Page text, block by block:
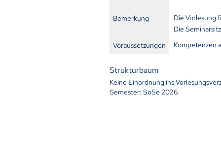
Bemerkung
Die Vorlesung
Die
Voraussetzungen
Kompetenzen
Strukturbaum
Keine Einordnung ins
Semester: SoSe 2026